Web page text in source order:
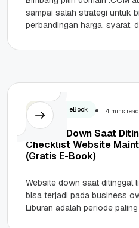
sampai salah strategi untuk
perbandingan harga, syarat,
Bisnis eBook 4 mins read
Website Down Saat
Checklist Website
(Gratis E-Book)
Website down saat ditinggal
bisa terjadi pada business
Liburan adalah periode